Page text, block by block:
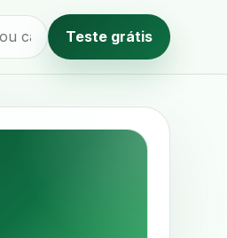
Teste grátis